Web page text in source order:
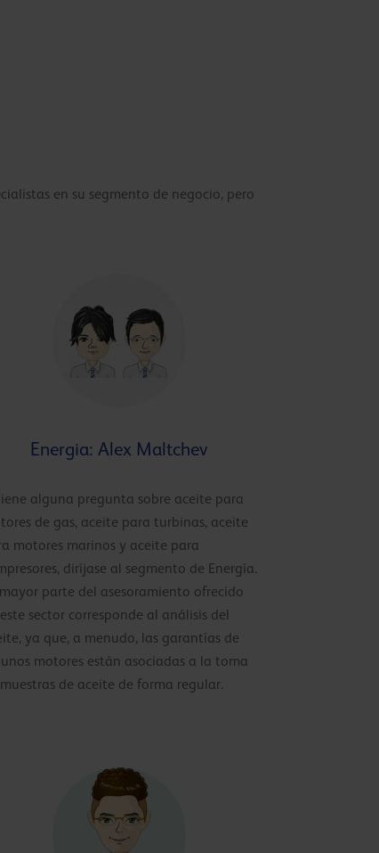
en su segmento de negocio, pero
Energia: Alex Maltchev
alguna pregunta sobre aceite para
de gas, aceite para turbinas, aceite
motores marinos y aceite para
diríjase al segmento de Energía.
parte del asesoramiento ofrecido
sector corresponde al análisis del
ya que, a menudo, las garantías de
motores están asociadas a la toma
de aceite de forma regular.